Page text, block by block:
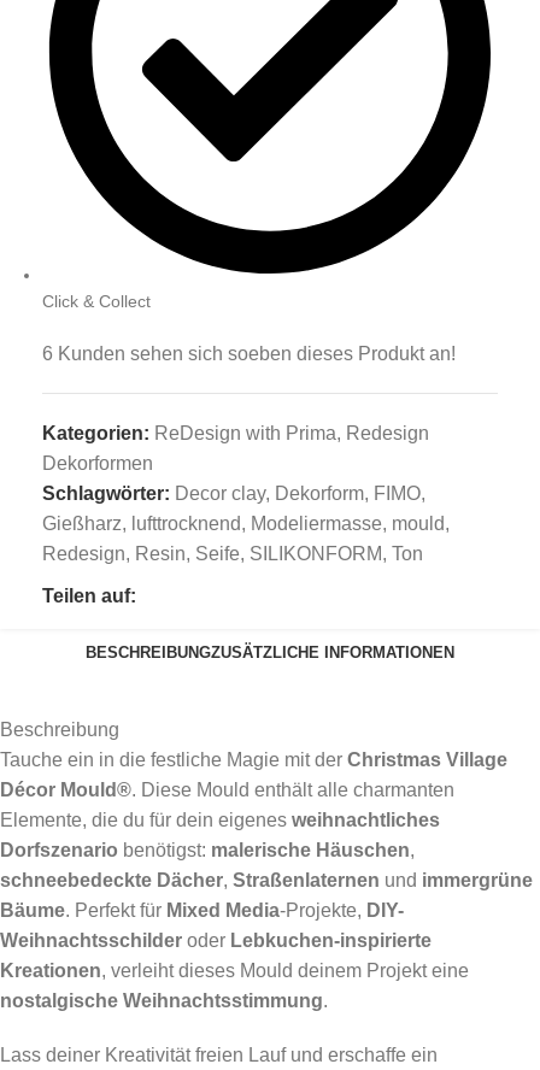
Click & Collect
6 Kunden sehen sich soeben dieses Produkt an!
Kategorien: ReDesign with Prima, Redesign
Dekorformen
Schlagwörter: Decor clay, Dekorform, FIMO,
Gießharz, lufttrocknend, Modeliermasse, mould,
Redesign, Resin, Seife, SILIKONFORM, Ton
Teilen auf:
BESCHREIBUNGZUSÄTZLICHE INFORMATIONEN
Beschreibung
Tauche ein in die festliche Magie mit der Christmas Village
Décor Mould®. Diese Mould enthält alle charmanten
Elemente, die du für dein eigenes weihnachtliches
Dorfszenario benötigst: malerische Häuschen,
schneebedeckte Dächer, Straßenlaternen und immergrüne
Bäume. Perfekt für Mixed Media-Projekte, DIY-
Weihnachtsschilder oder Lebkuchen-inspirierte
Kreationen, verleiht dieses Mould deinem Projekt eine
nostalgische Weihnachtsstimmung.
Lass deiner Kreativität freien Lauf und erschaffe ein